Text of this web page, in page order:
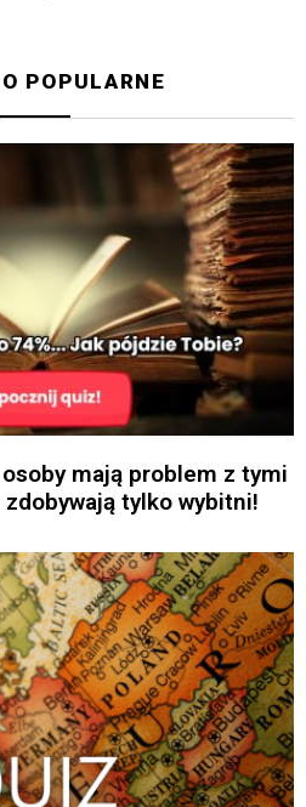
POPULARNE
mają problem z tymi
tylko wybitni!